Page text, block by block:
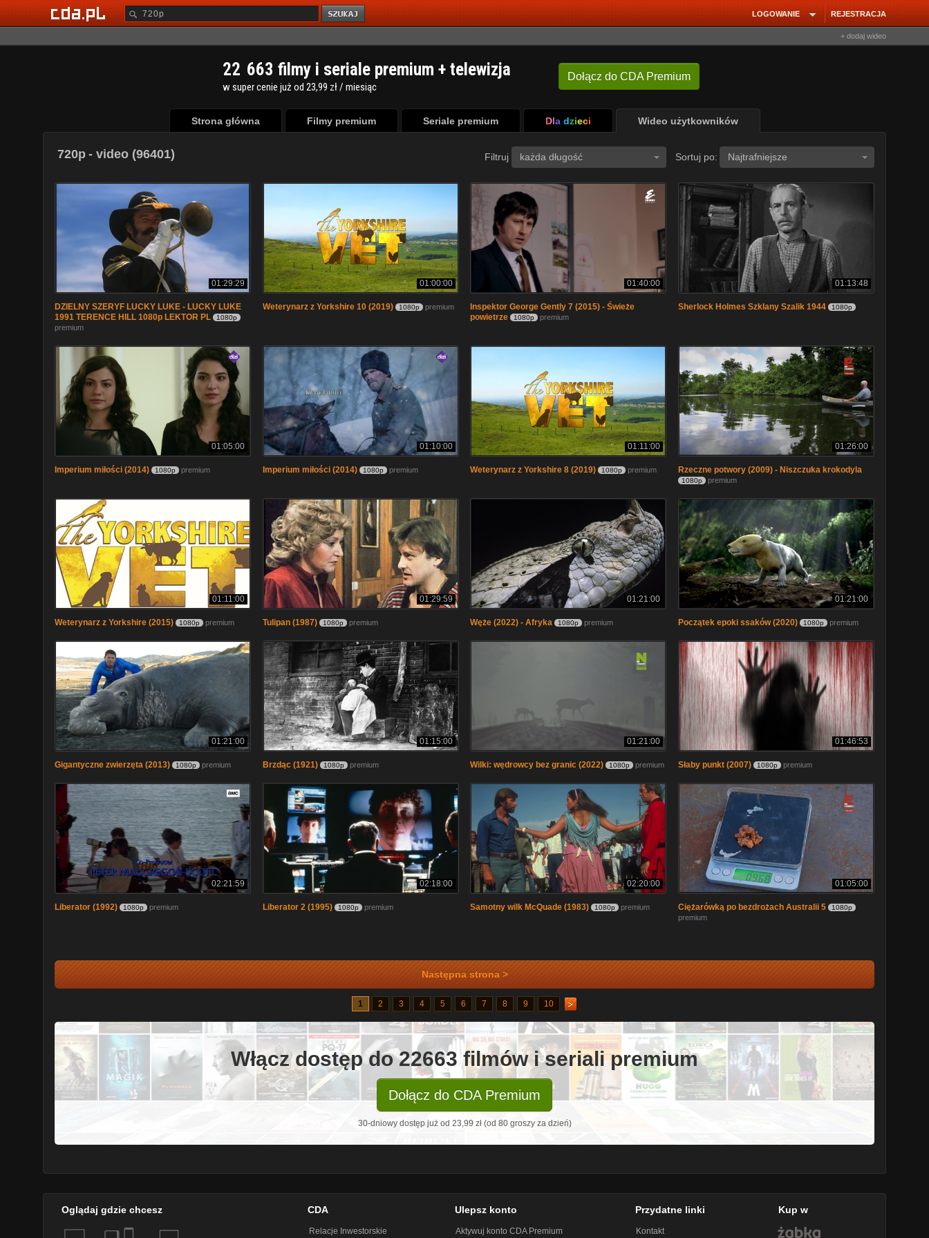
REJESTRACJA
LOGOWANIE
+ dodaj wideo
Dołącz do CDA Premium
22 663 filmy i seriale premium + telewizja
w super cenie już od 23,99 zł / miesiąc
Strona główna Filmy premium Seriale premium Dla dzieci Wideo użytkowników
720p - video (96401) Filtruj każda długość Sortuj po: Najtrafniejsze
01:29:29
DZIELNY SZERYF LUCKY LUKE - LUCKY LUKE
1991 TERENCE HILL 1080p LEKTOR PL
1080p
premium
01:00:00
Weterynarz z Yorkshire 10 (2019) 1080p premium
01:40:00
Inspektor George Gently 7 (2015) - Świeże
powietrze
1080p premium
01:13:48
Sherlock Holmes Szklany Szalik 1944 1080p
01:05:00
Imperium miłości (2014) 1080p premium
01:10:00
Imperium miłości (2014) 1080p premium
01:11:00
Weterynarz z Yorkshire 8 (2019) 1080p premium
01:26:00
Rzeczne potwory (2009) - Niszczuka krokodyla
1080p premium
01:11:00
Weterynarz z Yorkshire (2015) 1080p premium
01:29:59
Tulipan (1987) 1080p premium
01:21:00
Węże (2022) - Afryka 1080p premium
01:21:00
Początek epoki ssaków (2020) 1080p premium
01:21:00
Gigantyczne zwierzęta (2013) 1080p premium
01:15:00
Brzdąc (1921) 1080p premium
01:21:00
Wilki: wędrowcy bez granic (2022) 1080p premium
01:46:53
Słaby punkt (2007) 1080p premium
02:21:59
Liberator (1992) 1080p premium
02:18:00
Liberator 2 (1995) 1080p premium
02:20:00
Samotny wilk McQuade (1983) 1080p premium
01:05:00
Ciężarówką po bezdrożach Australii 5 1080p
premium
Następna strona >
1 2 3 4 5 6 7 8 9 10
Włącz dostęp do 22663 filmów i seriali premium
Dołącz do CDA Premium
30-dniowy dostęp już od 23,99 zł (od 80 groszy za dzień)
Oglądaj gdzie chcesz CDA
Relacje Inwestorskie
Ulepsz konto
Aktywuj konto CDA Premium
Przydatne linki
Kontakt
Kup w